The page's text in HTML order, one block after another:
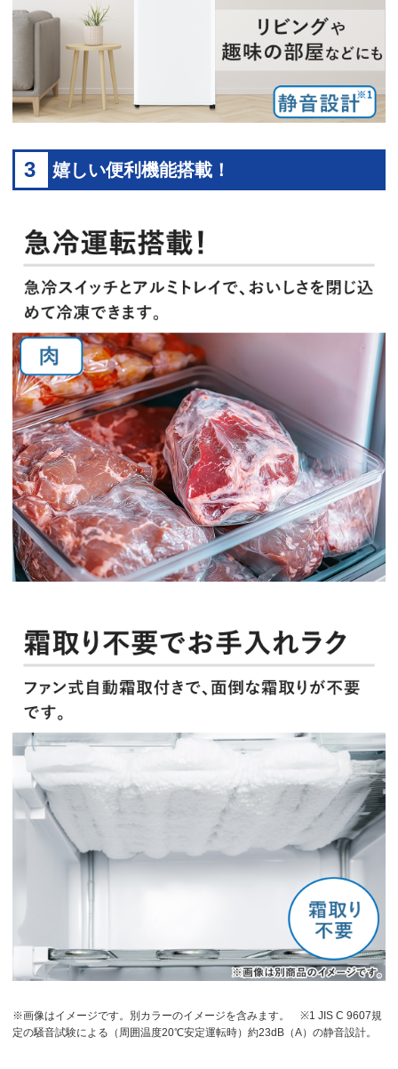
3 嬉しい便利機能搭載！
※画像はイメージです。別カラーのイメージを含みます。
※1 JIS C 9607規
定の騒音試験による（周囲温度20℃安定運転時）約23dB（A）の静音設計。